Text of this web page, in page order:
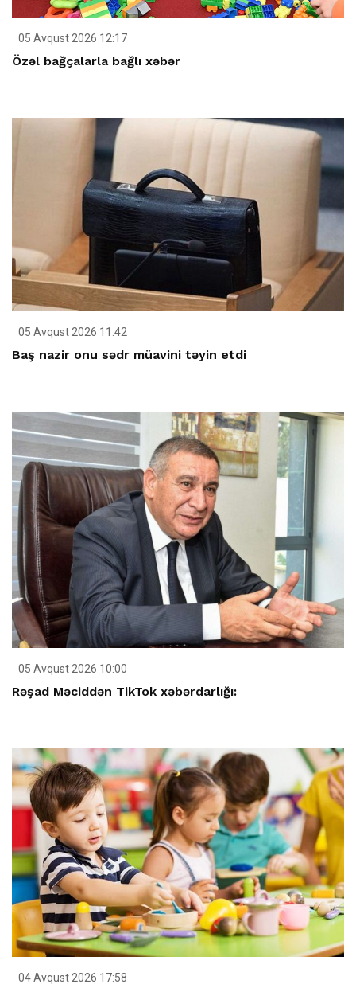
05 Avqust 2026 12:17
Özəl bağçalarla bağlı xəbər
05 Avqust 2026 11:42
Baş nazir onu sədr müavini təyin etdi
05 Avqust 2026 10:00
Rəşad Məciddən TikTok xəbərdarlığı:
04 Avqust 2026 17:58